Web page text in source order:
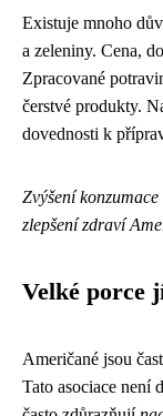
Existuje mnoho
a zeleniny. Cena,
Zpracované
čerstvé produkty.
dovednosti k
Zvýšení
zlepšení zdraví
Velké porce
Američané jsou
Tato asociace není